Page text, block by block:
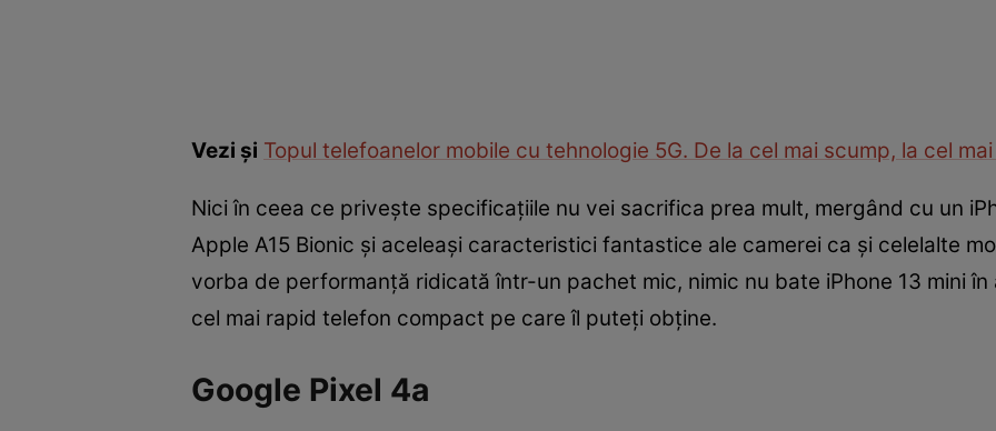
Vezi și Topul telefoanelor mobile cu tehnologie 5G. De la cel mai scump, la cel
Nici în ceea ce privește specificațiile nu vei sacrifica prea mult, mergând cu un
Apple A15 Bionic și aceleași caracteristici fantastice ale camerei ca și celelalte
vorba de performanță ridicată într-un pachet mic, nimic nu bate iPhone 13 mini
cel mai rapid telefon compact pe care îl puteți obține.
Google Pixel 4a